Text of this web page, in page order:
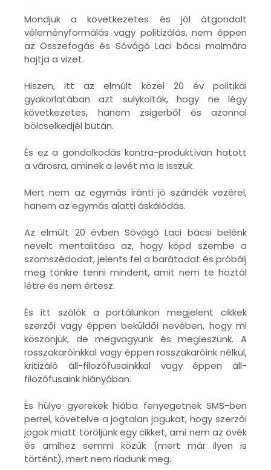
Mondjuk a következetes és jól átgondolt
véleményformálás vagy politizálás, nem éppen
az Összefogás és Sóvágó Laci bácsi malmára
hajtja a vizet.
Hiszen, itt az elmúlt közel 20 év politikai
gyakorlatában azt sulykolták, hogy ne légy
következetes, hanem zsigerből és azonnal
bölcselkedjél bután.
És ez a gondolkodás kontra-produktívan hatott
a városra, aminek a levét ma is isszuk.
Mert nem az egymás iránti jó szándék vezérel,
hanem az egymás alatti áskálódás.
Az elmúlt 20 évben Sóvágó Laci bácsi belénk
nevelt mentalitása az, hogy köpd szembe a
szomszédodat, jelents fel a barátodat és próbálj
meg tönkre tenni mindent, amit nem te hoztál
létre és nem értesz.
És itt szólók a portálunkon megjelent cikkek
szerzői vagy éppen beküldői nevében, hogy mi
köszönjük, de megvagyunk és megleszünk. A
rosszakaróinkkal vagy éppen rosszakaróink nélkül,
kritizáló áll-filozófusainkkal vagy éppen áll-
filozófusaink hiányában.
És hülye gyerekek hiába fenyegetnek SMS-ben
perrel, követelve a jogtalan jogukat, hogy szerzői
jogok miatt töröljünk egy cikket, ami nem az övék
és amihez semmi közük (mert már ilyen is
történt), mert nem riadunk meg.